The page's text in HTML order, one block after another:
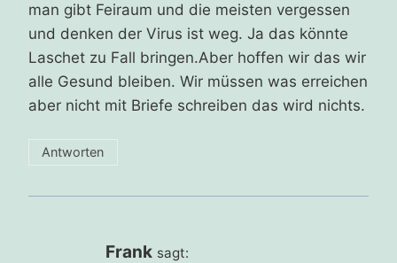
man gibt Feiraum und die meisten vergessen
und denken der Virus ist weg. Ja das könnte
Laschet zu Fall bringen.Aber hoffen wir das wir
alle Gesund bleiben. Wir müssen was erreichen
aber nicht mit Briefe schreiben das wird nichts.
Antworten
Frank sagt: